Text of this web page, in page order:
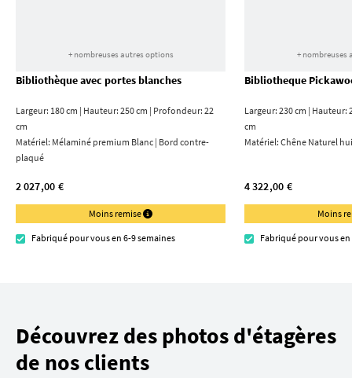
+ nombreuses autres options
Bibliothèque avec portes blanches
Largeur: 180 cm | Hauteur: 250 cm | Profondeur: 22
cm
Matériel: Mélaminé premium Blanc | Bord contre­
plaqué
2 027,00 €
Moins remise
Fabriqué pour vous en 6-9 semaines
+ nombreuses
Bibliotheque
Largeur: 230 cm | Hauteur:
cm
Matériel:Chêne Naturel
4 322,00 €
Moins
Fabriqué pour vous en
Découvrez des photos d'étagères
de nos clients